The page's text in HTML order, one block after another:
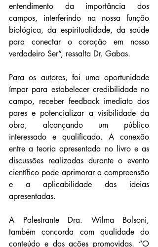
entendimento da importância dos
campos, interferindo na nossa função
biológica, da espiritualidade, da saúde
para conectar o coração em nosso
verdadeiro Ser”, ressalta Dr. Gabas.
Para os autores, foi uma oportunidade
ímpar para estabelecer credibilidade no
campo, receber feedback imediato dos
pares e potencializar a visibilidade da
obra, alcançando um público
interessado e qualificado. A conexão
entre a teoria apresentada no livro e as
discussões realizadas durante o evento
científico pode aprimorar a compreensão
e a aplicabilidade das ideias
apresentadas.
A Palestrante Dra. Wilma Bolsoni,
também concorda com qualidade do
conteúdo e das ações promovidas. “O